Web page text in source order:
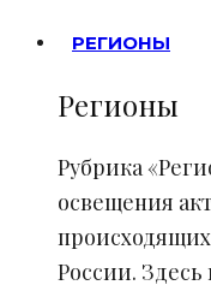
РЕГИОНЫ
Регионы
Рубрика
освещения
России.